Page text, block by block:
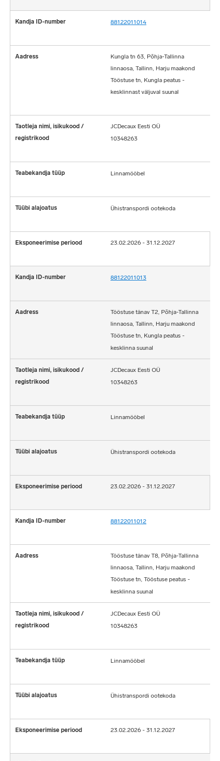
88122011014
Kungla tn 63, Põhja-Tallinna
linnaosa, Tallinn, Harju maakond
Tööstuse tn, Kungla peatus -
kesklinnast väljuval suunal
JCDecaux Eesti OÜ
10348263
Linnamööbel
Ühistranspordi ootekoda
23.02.2026 - 31.12.2027
88122011013
Tööstuse tänav T2, Põhja-Tallinna
linnaosa, Tallinn, Harju maakond
Tööstuse tn, Kungla peatus -
kesklinna suunal
JCDecaux Eesti OÜ
10348263
Linnamööbel
Ühistranspordi ootekoda
23.02.2026 - 31.12.2027
88122011012
Tööstuse tänav T8, Põhja-Tallinna
linnaosa, Tallinn, Harju maakond
Tööstuse tn, Tööstuse peatus -
kesklinna suunal
JCDecaux Eesti OÜ
10348263
Linnamööbel
Ühistranspordi ootekoda
23.02.2026 - 31.12.2027